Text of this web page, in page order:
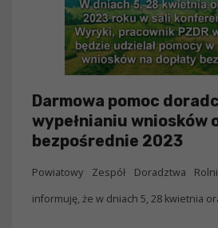
Darmowa pomoc
wypełnianiu wniosków
bezpośrednie 2023
Powiatowy Zespół Doradztwa
informuję, że w dniach 5, 28 kwietnia